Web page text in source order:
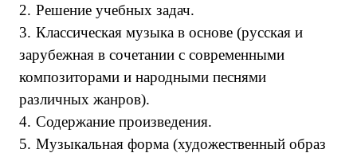
2. Решение учебных задач.
3. Классическая музыка в основе (русская и
зарубежная в сочетании с современными
композиторами и народными песнями
различных жанров).
4. Содержание произведения.
5. Музыкальная форма (художественный образ